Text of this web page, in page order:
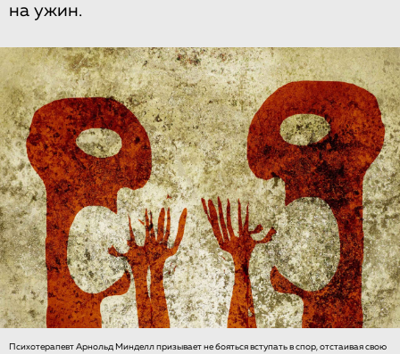
на ужин.
Психотерапевт Арнольд Минделл призывает не бояться вступать в спор, отстаивая свою